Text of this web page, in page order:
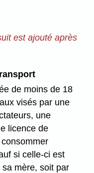
est ajouté après
de moins de 18
visés par une
une
licence de
si celle-ci est
mère, soit par